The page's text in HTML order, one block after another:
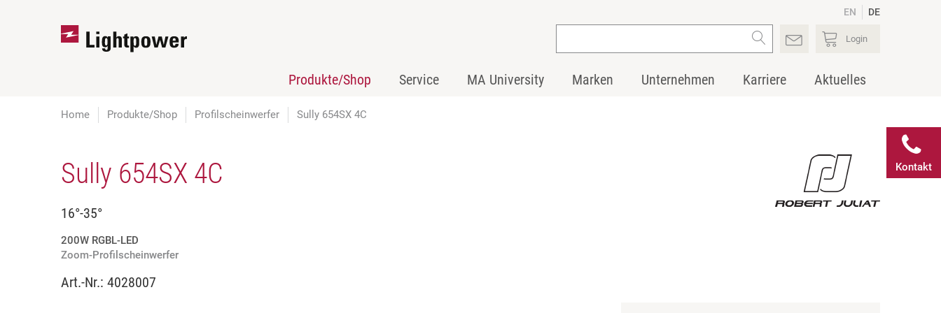
EN DE
Login
Produkte/Shop Service MA University Marken Unternehmen Karriere Aktuelles
Kontakt
Home Produkte/Shop Profilscheinwerfer Sully 654SX 4C
Sully 654SX 4C
16°-35°
200W RGBL-LED
Zoom-Profilscheinwerfer
Art.-Nr.: 4028007